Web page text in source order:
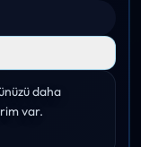
daha
var.